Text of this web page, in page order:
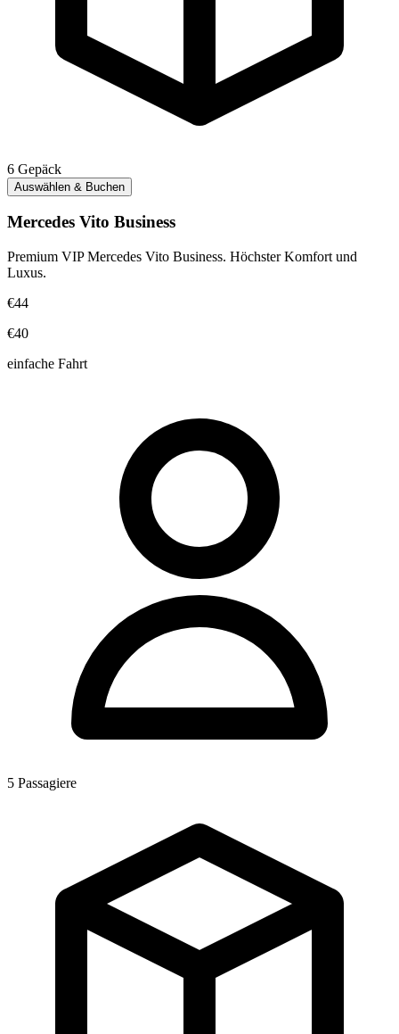
6 Gepäck
Auswählen & Buchen
Mercedes Vito Business
Premium VIP Mercedes Vito Business. Höchster Komfort und
Luxus.
€44
€40
einfache Fahrt
5 Passagiere